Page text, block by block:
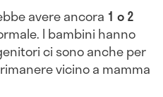
avere ancora 1 o 2
I bambini hanno
ci sono anche per
vicino a mamma